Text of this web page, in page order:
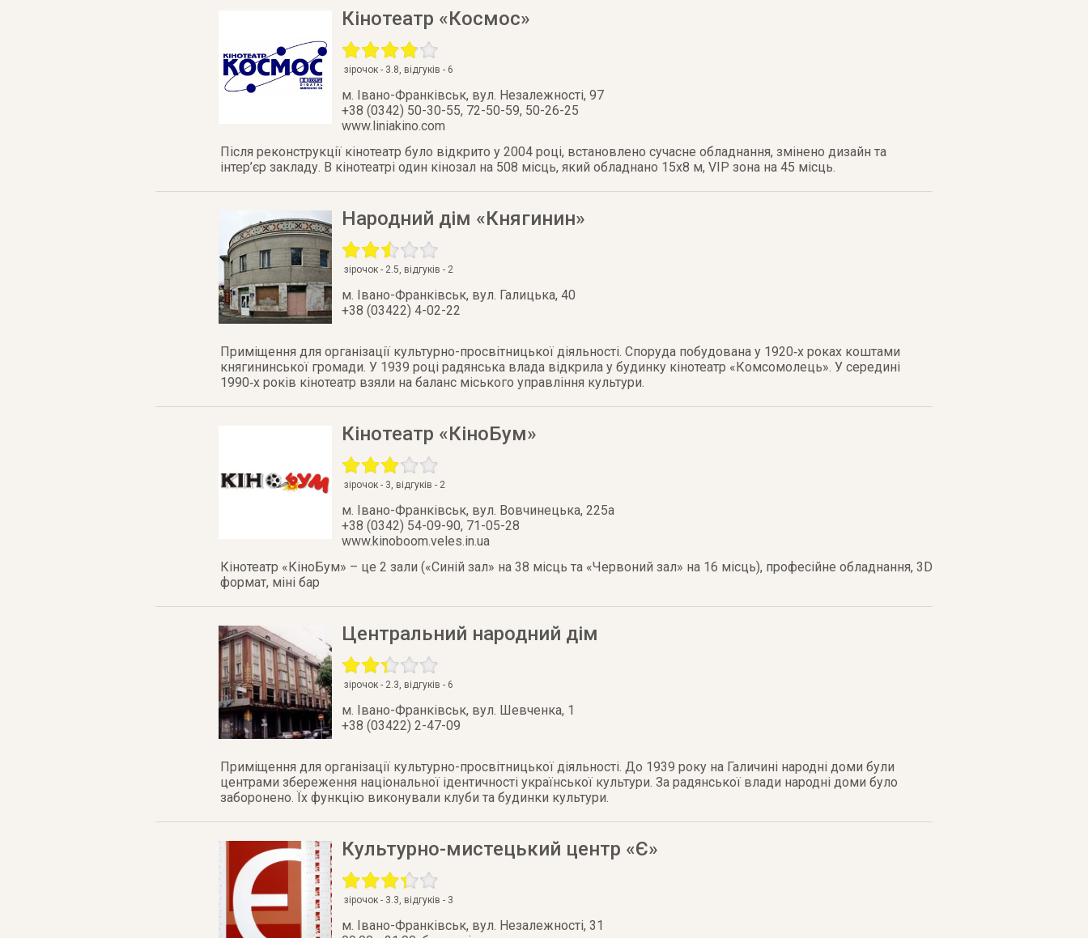
Кінотеатр «Космос»
зірочок - 3.8, відгуків - 6
м. Івано-Франківськ, вул. Незалежності, 97
+38 (0342) 50-30-55, 72-50-59, 50-26-25
www.liniakino.com
Після реконструкції кінотеатр було відкрито у 2004 році, встановлено сучасне обладнання, змінено дизайн та
інтер’єр закладу. В кінотеатрі один кінозал на 508 місць, який обладнано 15х8 м, VIP зона на 45 місць.
Народний дім «Княгинин»
зірочок - 2.5, відгуків - 2
м. Івано-Франківськ, вул. Галицька, 40
+38 (03422) 4-02-22
Приміщення для організації культурно-про­світницької діяльності. Споруда побудована у 1920‑х роках коштами
княгининської громади. У 1939 році радянська влада відкрила у будинку кінотеатр «Комсомолець». У середині
1990‑х років кінотеатр взяли на баланс міського управління культури.
Кінотеатр «КіноБум»
зірочок - 3, відгуків - 2
м. Івано-Франківськ, вул. Вовчинецька, 225а
+38 (0342) 54-09-90, 71-05-28
www.kinoboom.veles.in.ua
Кінотеатр «КіноБум» – це 2 зали («Синій зал» на 38 місць та «Червоний зал» на 16 місць), професійне обладнання, 3D
формат, міні бар
Центральний народний дім
зірочок - 2.3, відгуків - 6
м. Івано-Франківськ, вул. Шевченка, 1
+38 (03422) 2-47-09
Приміщення для організації культурно-про­світницької діяльності. До 1939 року на Галичині народні доми були
центрами збереження національної ідентичності української культури. За радянської влади народні доми було
заборонено. Їх функцію виконували клуби та будинки культури.
Культурно-мистецький центр «Є»
зірочок - 3.3, відгуків - 3
м. Івано-Франківськ, вул. Незалежності, 31